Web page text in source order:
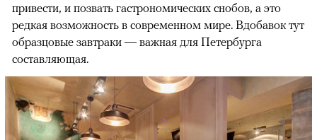
привести, и позвать гастрономических снобов, а это
редкая возможность в современном мире. Вдобавок тут
образцовые завтраки — важная для Петербурга
составляющая.